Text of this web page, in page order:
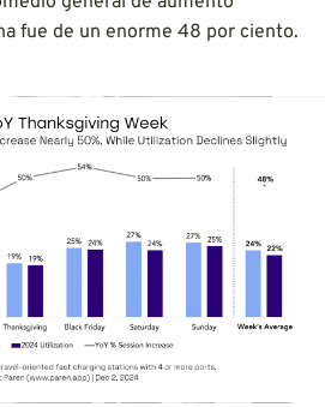
fue de un enorme 48 por ciento.